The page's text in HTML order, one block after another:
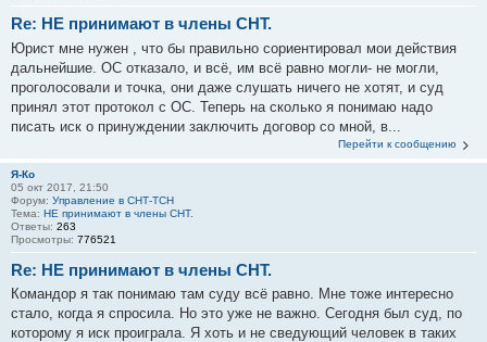
Re: НЕ принимают в члены СНТ.
Юрист мне нужен , что бы правильно сориентировал мои действия
дальнейшие. ОС отказало, и всё, им всё равно могли- не могли,
проголосовали и точка, они даже слушать ничего не хотят, и суд
принял этот протокол с ОС. Теперь на сколько я понимаю надо
писать иск о принуждении заключить договор со мной, в...
Перейти к сообщению
Я-Ко
05 окт 2017, 21:50
Форум: Управление в СНТ-ТСН
Тема: НЕ принимают в члены СНТ.
Ответы: 263
Просмотры: 776521
Re: НЕ принимают в члены СНТ.
Командор я так понимаю там суду всё равно. Мне тоже интересно
стало, когда я спросила. Но это уже не важно. Сегодня был суд, по
которому я иск проиграла. Я хоть и не сведующий человек в таких